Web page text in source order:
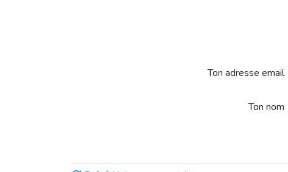
Ton adresse email
Ton nom